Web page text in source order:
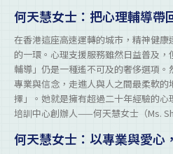
何天慧女士：把心理輔導帶
在香港這座高速運轉的城市，精神健
的一環。心理支援服務雖然日益普及
輔導」仍是一種遙不可及的奢侈選項
專業與信念，走進人與人之間最柔軟
擇」。她就是擁有超過二十年經驗的
培訓中心創辦人——何天慧女士（Ms.
何天慧女士：以專業與愛心